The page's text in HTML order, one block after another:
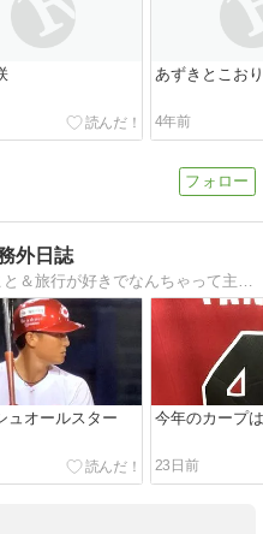
あずきとこおり
4年前
外日誌
カープ＆美味しいもの楽しいこと＆旅行が好きでなんちゃって主婦なんちゃって社労士の備忘録です！
ュオールスター 今年のカープ
23日前